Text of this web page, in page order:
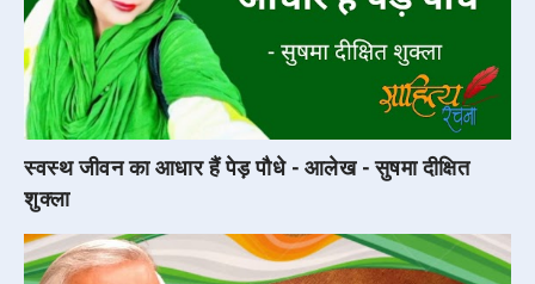
स्वस्थ जीवन का आधार हैं पेड़ पौधे - आलेख - सुषमा दीक्षित
शुक्ला